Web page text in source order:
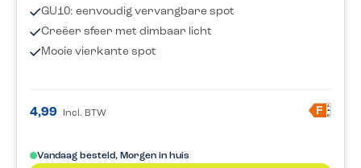
GU10: eenvoudig vervangbare spot
Creëer sfeer met dimbaar licht
Mooie vierkante spot
4,99 Incl. BTW F A
G
Vandaag besteld, Morgen in huis